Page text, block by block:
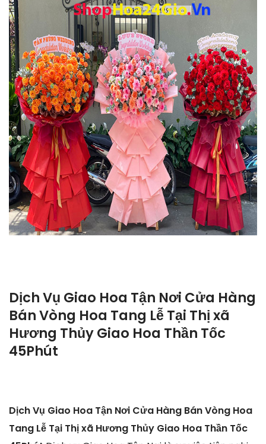
Dịch Vụ Giao Hoa Tận Nơi Cửa Hàng
Bán Vòng Hoa Tang Lễ Tại Thị xã
Hương Thủy Giao Hoa Thần Tốc
45Phút
Dịch Vụ Giao Hoa Tận Nơi Cửa Hàng Bán Vòng Hoa
Tang Lễ Tại Thị xã Hương Thủy Giao Hoa Thần Tốc